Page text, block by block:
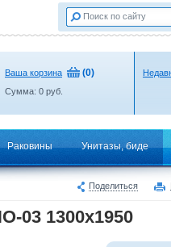
Ваша корзина (0)
Сумма: 0 руб.
Раковины Унитазы, биде
Поделиться
03 1300x1950